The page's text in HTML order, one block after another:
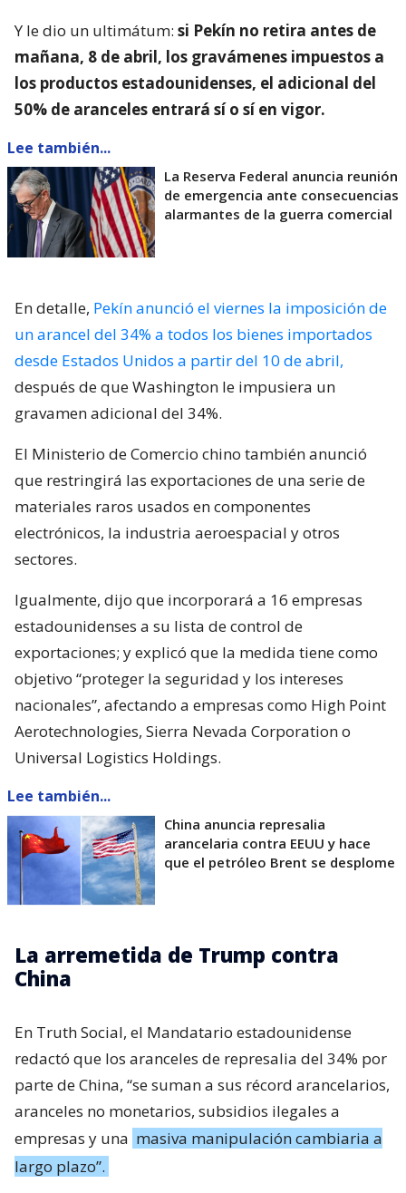
Y le dio un ultimátum: si Pekín no retira antes de
mañana, 8 de abril, los gravámenes impuestos a
los productos estadounidenses, el adicional del
50% de aranceles entrará sí o sí en vigor.
Lee también...
La Reserva Federal anuncia reunión
de emergencia ante consecuencias
alarmantes de la guerra comercial
En detalle, Pekín anunció el viernes la imposición de
un arancel del 34% a todos los bienes importados
desde Estados Unidos a partir del 10 de abril,
después de que Washington le impusiera un
gravamen adicional del 34%.
El Ministerio de Comercio chino también anunció
que restringirá las exportaciones de una serie de
materiales raros usados en componentes
electrónicos, la industria aeroespacial y otros
sectores.
Igualmente, dijo que incorporará a 16 empresas
estadounidenses a su lista de control de
exportaciones; y explicó que la medida tiene como
objetivo “proteger la seguridad y los intereses
nacionales”, afectando a empresas como High Point
Aerotechnologies, Sierra Nevada Corporation o
Universal Logistics Holdings.
Lee también...
China anuncia represalia
arancelaria contra EEUU y hace
que el petróleo Brent se desplome
La arremetida de Trump contra
China
En Truth Social, el Mandatario estadounidense
redactó que los aranceles de represalia del 34% por
parte de China, “se suman a sus récord arancelarios,
aranceles no monetarios, subsidios ilegales a
empresas y una masiva manipulación cambiaria a
largo plazo”.